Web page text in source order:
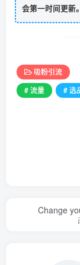
会第一时间更新。
吸粉引流
# 流量
# 选
Change